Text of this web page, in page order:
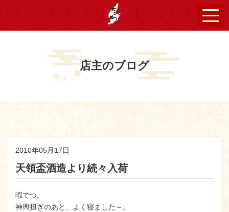
店主のブログ
2010年05月17日
天領盃酒造より続々入荷
暇でつ。
神輿担ぎのあと、よく寝ました～。